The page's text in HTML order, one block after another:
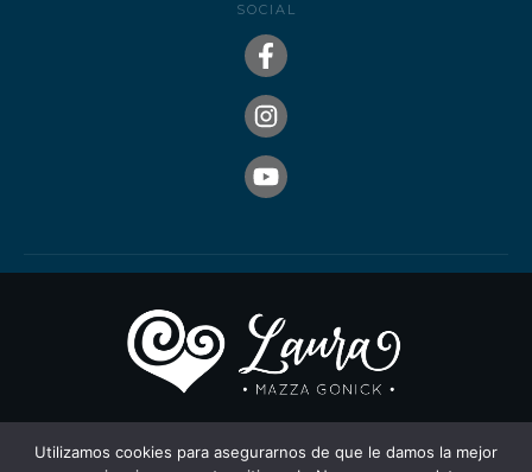
SOCIAL
Utilizamos cookies para asegurarnos de que le damos la mejor